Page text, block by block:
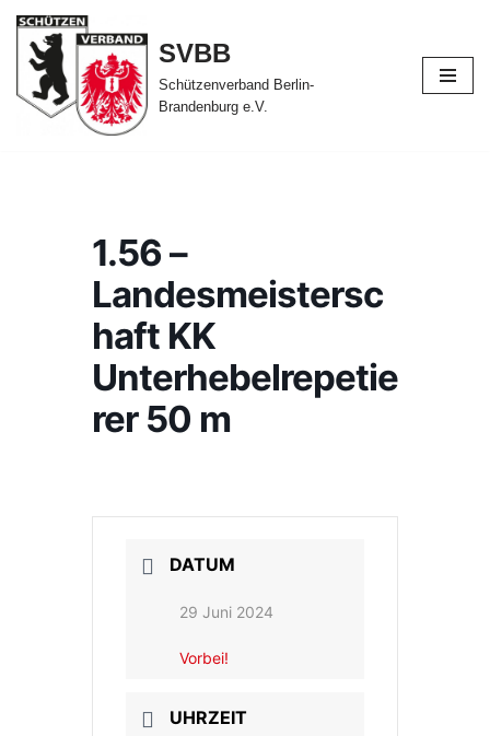
Zum
Inhalt
springen
SVBB
Schützenverband Berlin-
Brandenburg e.V.
1.56 –
Landesmeistersc
haft KK
Unterhebelrepetie
rer 50 m
DATUM
29 Juni 2024
Vorbei!
UHRZEIT